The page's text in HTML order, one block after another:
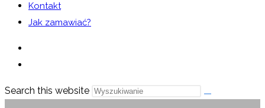
Kontakt
Jak zamawiać?
Search this website